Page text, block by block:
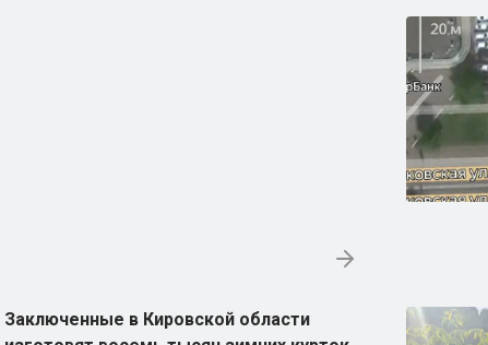
Заключенные в Кировской области